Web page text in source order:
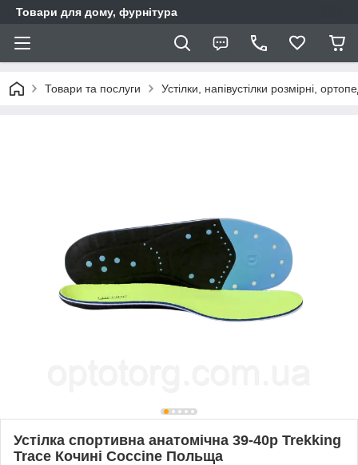
Товари для дому, фурнітура
Товари та послуги Устілки, напівустілки розмірні,
Устілка спортивна анатомічна 39-40р Trekking
Trace Кочині Coccine Польща